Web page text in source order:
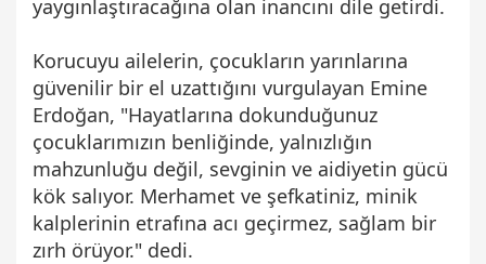
yaygınlaştıracağına olan inancını dile getirdi.
Korucuyu ailelerin, çocukların yarınlarına
güvenilir bir el uzattığını vurgulayan Emine
Erdoğan, "Hayatlarına dokunduğunuz
çocuklarımızın benliğinde, yalnızlığın
mahzunluğu değil, sevginin ve aidiyetin gücü
kök salıyor. Merhamet ve şefkatiniz, minik
kalplerinin etrafına acı geçirmez, sağlam bir
zırh örüyor." dedi.